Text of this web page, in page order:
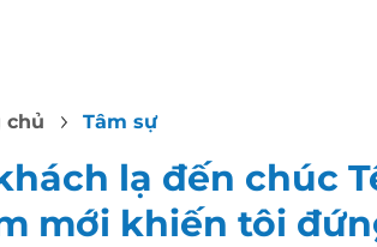
chủ Tâm sự
lạ đến chúc
mới khiến tôi